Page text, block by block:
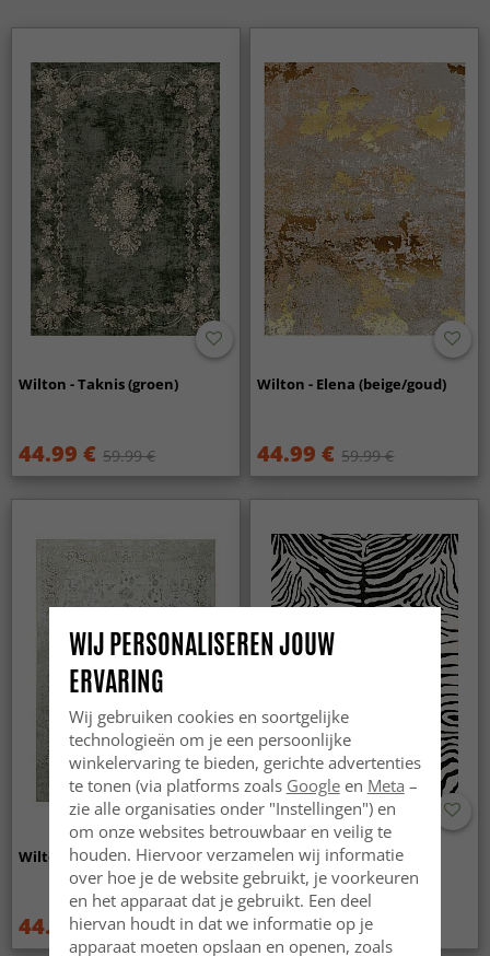
Wilton - Taknis (groen)
44.99 € 59.99 €
Wilton - Elena (beige/goud)
44.99 € 59.99 €
Wilton - Mateur (beige)
44.99 € 59.99 €
Wilton - Zebra (zwart/wit)
44.99 € 59.99 €
WIJ PERSONALISEREN JOUW
ERVARING
Wij gebruiken cookies en soortgelijke
technologieën om je een persoonlijke
winkelervaring te bieden, gerichte advertenties
te tonen (via platforms zoals Googleen Meta –
zie alle organisaties onder "Instellingen") en
om onze websites betrouwbaar en veilig te
houden. Hiervoor verzamelen wij informatie
over hoe je de website gebruikt, je voorkeuren
en het apparaat dat je gebruikt. Een deel
hiervan houdt in dat we informatie op je
apparaat moeten opslaan en openen, zoals